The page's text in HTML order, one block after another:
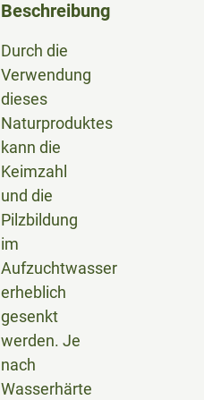
Beschreibung
Durch die
Verwendung
dieses
Naturproduktes
kann die
Keimzahl
und die
Pilzbildung
im
Aufzuchtwasser
erheblich
gesenkt
werden. Je
nach
Wasserhärte